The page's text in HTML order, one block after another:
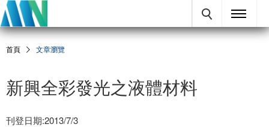
首頁 文章瀏覽
新興全彩發光之液體材料
刊登日期:2013/7/3